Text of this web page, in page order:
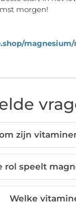
morgen!
zijn
rol speelt
Welke